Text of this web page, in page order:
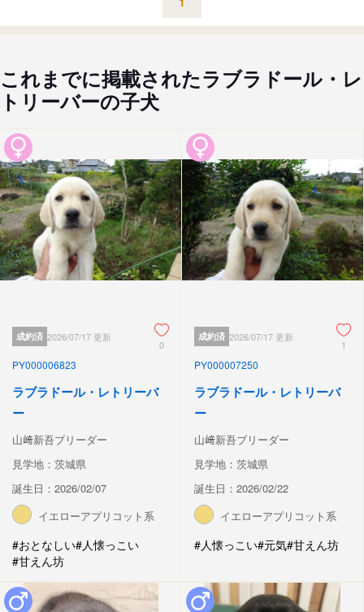
これまでに掲載されたラブラドール・レ
トリーバーの子犬
成約済 2026/07/17 更新
0
PY000006823
ラブラドール・レトリーバ
ー
山﨑新吾ブリーダー
見学地：茨城県
誕生日：2026/02/07
イエローアプリコット系
#おとなしい#人懐っこい
#甘えん坊
成約済 2026/07/17 更新
1
PY000007250
ラブラドール・レトリーバ
ー
山﨑新吾ブリーダー
見学地：茨城県
誕生日：2026/02/22
イエローアプリコット系
#人懐っこい#元気#甘えん坊